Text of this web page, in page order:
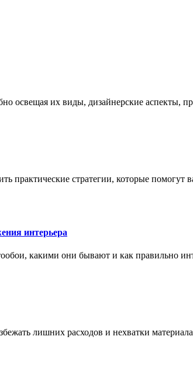
освещая их виды, дизайнерские аспекты,
практические стратегии, которые
интерьера
какими они бывают и как правильно
лишних расходов и нехватки материала